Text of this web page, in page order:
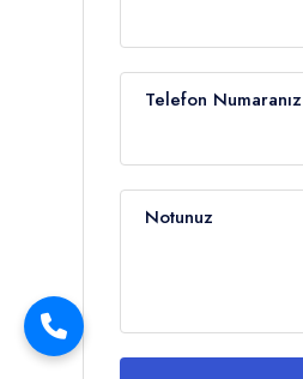
Telefon Numaranız
Notunuz